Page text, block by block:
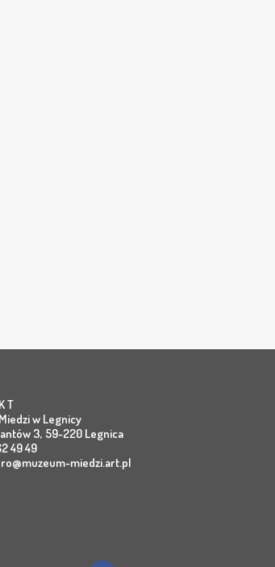
T
w Legnicy
3, 59-220 Legnica
49 49
miedzi.art.pl